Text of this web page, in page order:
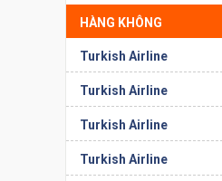
HÀNG KHÔNG
Turkish Airline
Turkish Airline
Turkish Airline
Turkish Airline